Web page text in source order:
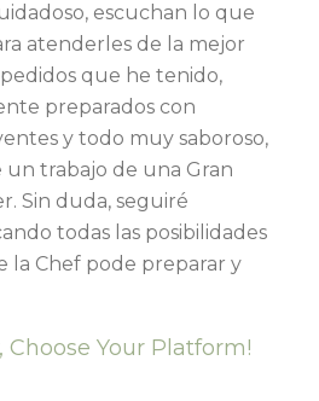
escuchan lo que
atenderles de la mejor
que he tenido,
preparados con
y todo muy saboroso,
un trabajo de una Gran
Sin duda, seguiré
todas las posibilidades
la Chef pode preparar y
Choose Your Platform!